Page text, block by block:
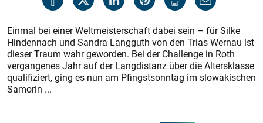
Einmal bei einer Weltmeisterschaft dabei sein – für Silke
Hindennach und Sandra Langguth von den Trias Wernau ist
dieser Traum wahr geworden. Bei der Challenge in Roth
vergangenes Jahr auf der Langdistanz über die Altersklasse
qualifiziert, ging es nun am Pfingstsonntag im slowakischen
Samorin ...